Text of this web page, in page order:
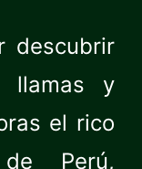
descubrir
llamas y
el rico
Perú,